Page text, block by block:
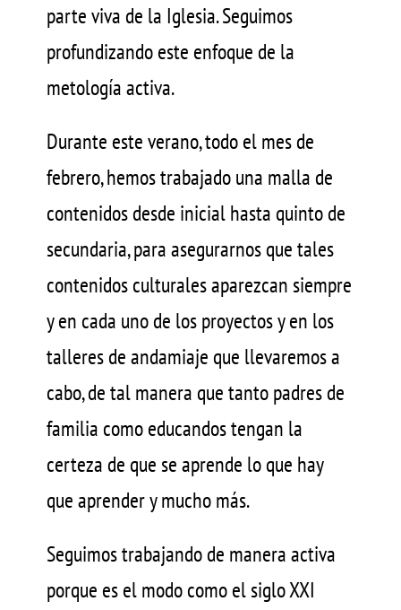
parte viva de la Iglesia. Seguimos
profundizando este enfoque de la
metología activa.
Durante este verano, todo el mes de
febrero, hemos trabajado una malla de
contenidos desde inicial hasta quinto de
secundaria, para asegurarnos que tales
contenidos culturales aparezcan siempre
y en cada uno de los proyectos y en los
talleres de andamiaje que llevaremos a
cabo, de tal manera que tanto padres de
familia como educandos tengan la
certeza de que se aprende lo que hay
que aprender y mucho más.
Seguimos trabajando de manera activa
porque es el modo como el siglo XXI